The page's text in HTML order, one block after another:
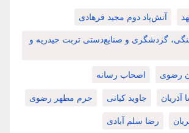
آتش‌پاد دوم مجید فرهادی
گردشگری و صنایع‌دستی تربت حیدریه و
رضوی اصحاب رسانه
آذریان جاوید کیانی حرم مطهر رضوی
رضا سلم آبادی